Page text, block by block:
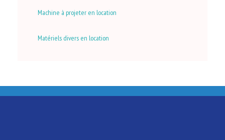
Machine à projeter en location
Matériels divers en location